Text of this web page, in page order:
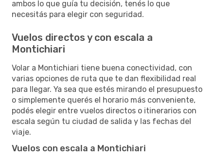
ambos lo que guía tu decisión, tenés lo que
necesitás para elegir con seguridad.
Vuelos directos y con escala a
Montichiari
Volar a Montichiari tiene buena conectividad, con
varias opciones de ruta que te dan flexibilidad real
para llegar. Ya sea que estés mirando el presupuesto
o simplemente querés el horario más conveniente,
podés elegir entre vuelos directos o itinerarios con
escala según tu ciudad de salida y las fechas del
viaje.
Vuelos con escala a Montichiari